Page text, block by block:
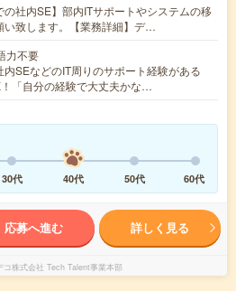
の社内SE】部内ITサポートやシステムの移
い致します。【業務詳細】デ…
力不要
内SEなどのIT周りのサポート経験がある
「自分の経験で大丈夫かな…
30代 40代 50代 60代
応募へ進む 詳しく見る
コ株式会社 Tech Talent事業本部